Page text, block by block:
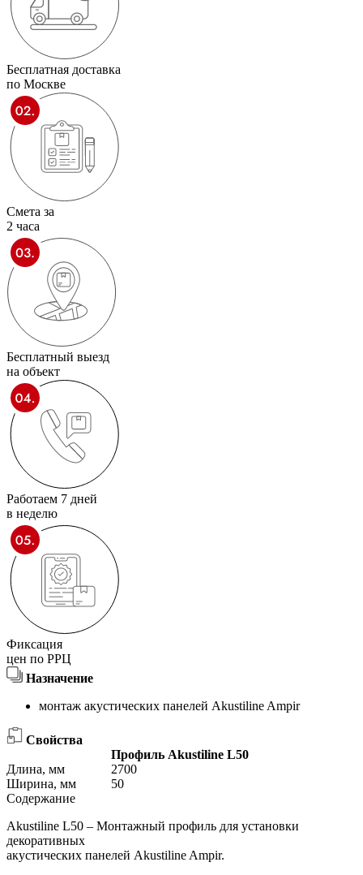
Бесплатная доставка
по Москве
Смета за
2 часа
Бесплатный выезд
на объект
Работаем 7 дней
в неделю
Фиксация
цен по РРЦ
Назначение
монтаж акустических панелей Akustiline Ampir
Свойства
Профиль Akustiline L50
Длина, мм
2700
Ширина, мм
50
Содержание
Akustiline L50 – Монтажный профиль для установки
декоративных
акустических панелей Akustiline Ampir.